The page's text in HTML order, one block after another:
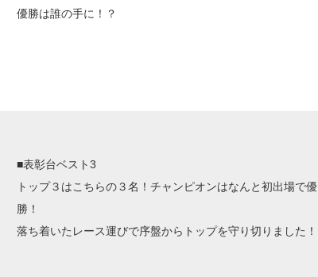
優勝は誰の手に！？
■表彰台ベスト3
トップ３はこちらの３名！チャンピオンはなんと初出場で優
勝！
落ち着いたレース運びで序盤からトップを守り切りました！